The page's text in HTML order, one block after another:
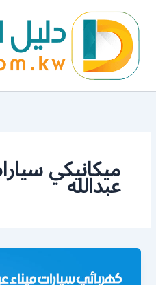
المحتوى
ميكانيكي
عبدالله